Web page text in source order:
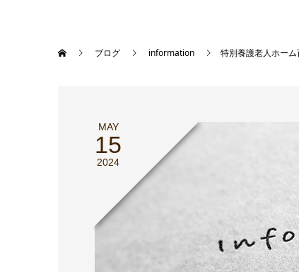
ブログ information 特別養護老人ホー
MAY
15
2024